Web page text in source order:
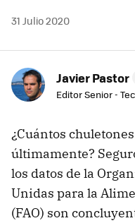
31 Julio 2020
Javier Pastor
Editor Senior -
¿Cuántos
últimamente?
los datos de la
Unidas para la
(FAO) son